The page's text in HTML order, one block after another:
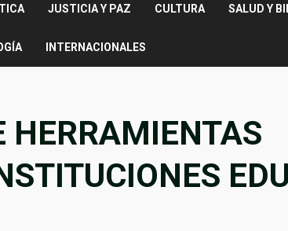
JUSTICIA Y PAZ CULTURA SALUD Y
INTERNACIONALES
HERRAMIENTAS